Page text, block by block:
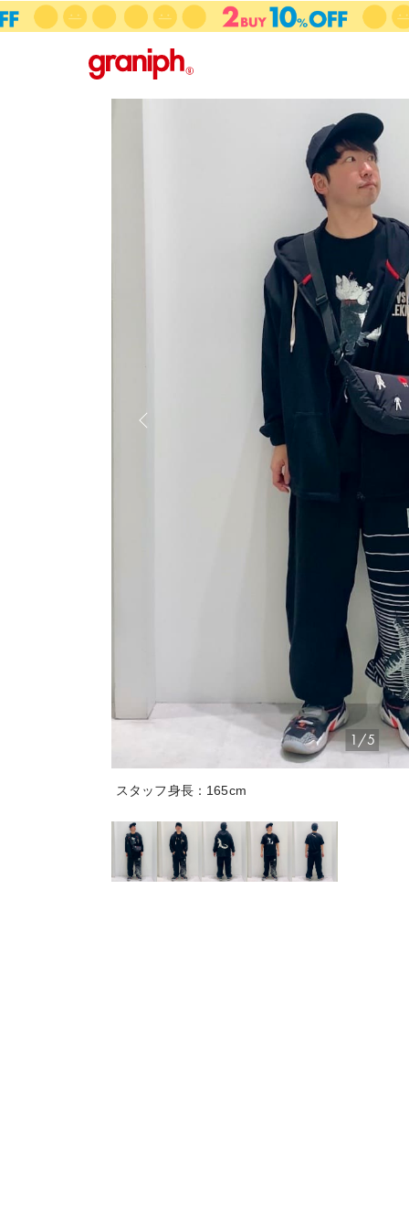
1/5
スタッフ身長：165cm